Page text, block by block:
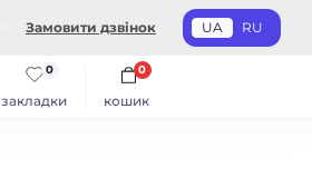
Замовити дзвінок UA RU
закладки
0
кошик
0